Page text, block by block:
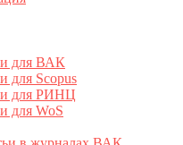
для ВАК
для Scopus
для РИНЦ
для WoS